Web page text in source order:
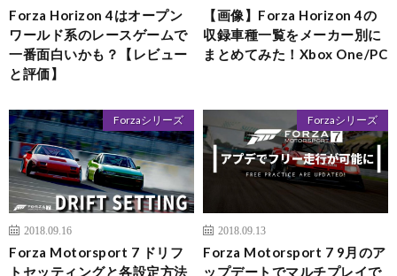
Forza Horizon 4はオープン
ワールド系のレースゲームで
一番面白いかも？【レビュー
と評価】
【画像】Forza Horizon 4の
収録車種一覧をメーカー別に
まとめてみた！Xbox One/PC
Forzaシリーズ
2018.09.16
Forza Motorsport 7 ドリフ
トセッティングと各設定方法
Forzaシリーズ
2018.09.13
Forza Motorsport 7 9月のア
ップデートでマルチプレイで